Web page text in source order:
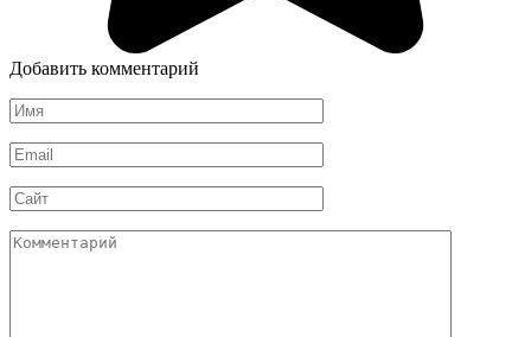
Добавить комментарий
Имя
*
Email
*
Сайт
Комментарий